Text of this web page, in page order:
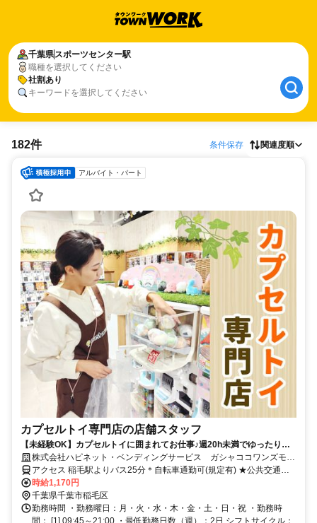
千葉県スポーツセンター駅
職種を選択してください
社割あり
キーワードを選択してください
182件 条件保存 関連度順
アルバイト・パート
カプセルトイ専門店の店舗スタッフ
【未経験OK】カプセルトイに囲まれてお仕事♪週20h未満でゆったり勤
務のシフトです◎ネイル＆ピアスOK・髪色自由
株式会社ハピネット・ベンディングサービス ガシャココワンズモー
ル
アクセス 稲毛駅よりバス25分＊自転車通勤可(規定有) ★公共交通機
関の場合交通費全額支給
時給1,170円
千葉県千葉市稲毛区
勤務時間 ・勤務曜日：月・火・水・木・金・土・日・祝 ・勤務時
間： [1] 09:45～21:00 ・最低勤務日数（週）：2日 シフトサイクル：